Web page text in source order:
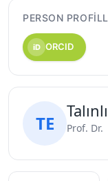
PERSON
iD ORCID
TE Prof. Dr.